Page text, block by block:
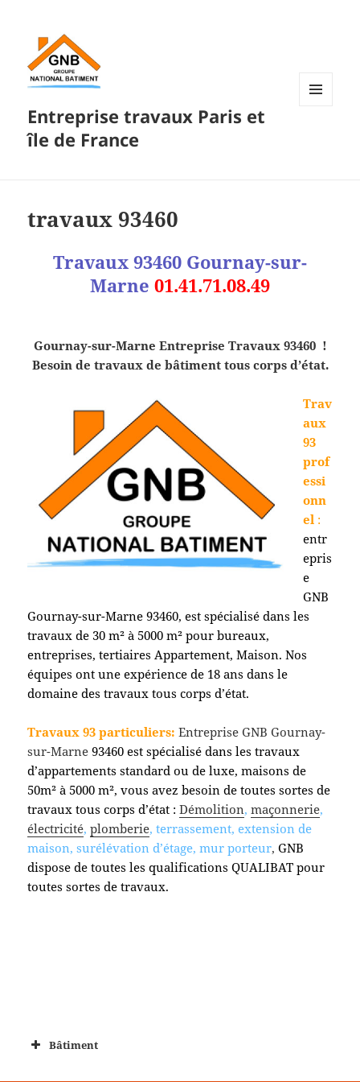
Entreprise travaux Paris et
île de France
travaux 93460
Travaux 93460 Gournay-sur-
Marne 01.41.71.08.49
Gournay-sur-Marne Entreprise Travaux 93460 !
Besoin de travaux de bâtiment tous corps d’état.
Trav
aux
93
prof
essi
onn
el :
entr
epris
e
GNB
Gournay-sur-Marne 93460, est spécialisé dans les
travaux de 30 m² à 5000 m² pour bureaux,
entreprises, tertiaires Appartement, Maison. Nos
équipes ont une expérience de 18 ans dans le
domaine des travaux tous corps d’état.
Travaux 93 particuliers: Entreprise GNB Gournay-
sur-Marne 93460 est spécialisé dans les travaux
d’appartements standard ou de luxe, maisons de
50m² à 5000 m², vous avez besoin de toutes sortes de
travaux tous corps d’état : Démolition,maçonnerie,
électricité,plomberie, terrassement, extension de
maison, surélévation d’étage, mur porteur,GNB
dispose de toutes les qualifications QUALIBAT pour
toutes sortes de travaux.
Bâtiment